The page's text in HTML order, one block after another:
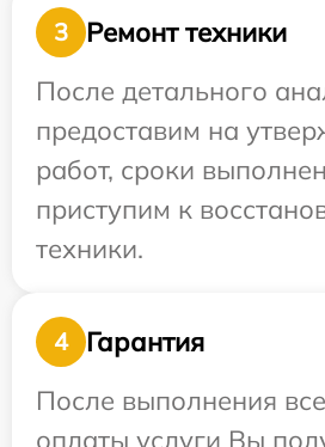
3
Ремонт техники
После детального
предоставим на
работ, сроки
приступим к
техники.
4
Гарантия
После выполнения
оплаты услуги Вы